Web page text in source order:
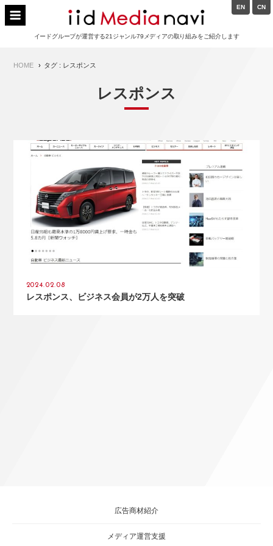
Skip
イードメディアナビ
イードグループが運営する21ジャンル79メディアの取り組みをご紹介します
Navigation
EN CN
HOME タグ : レスポンス
レスポンス
2024.02.08
レスポンス、ビジネス会員が2万人を突破
広告商材紹介
メディア運営支援